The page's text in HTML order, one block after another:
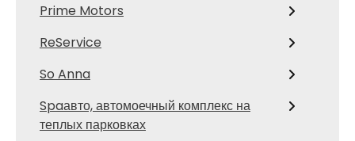
Prime Motors
ReService
So Anna
Spaавто, автомоечный комплекс на
теплых парковках